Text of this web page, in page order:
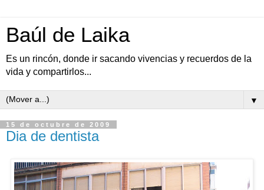
Baúl de Laika
Es un rincón, donde ir sacando vivencias y recuerdos de la
vida y compartirlos...
▼
15 de octubre de 2009
Dia de dentista